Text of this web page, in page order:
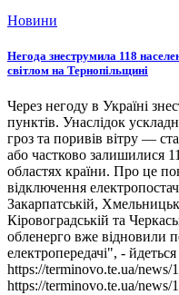
Новини
Негода знеструмила 118
світлом на Тернопільщині
Через негоду в Україні
пунктів. Унаслідок
гроз та поривів вітру —
або частково залишилися
областях країни. Про це
відключення
Закарпатській,
Кіровоградській та
обленерго вже відновили
електропередачі", -
https://terminovo.te.ua/news/
https://terminovo.te.ua/news/